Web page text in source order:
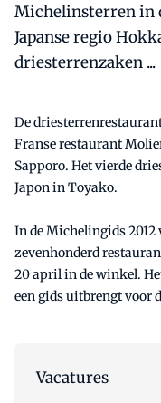
Michelinsterren in
Japanse regio
driesterrenzaken ...
De
Franse restaurant
Sapporo. Het vierde
Japon in Toyako.
In de Michelingids
zevenhonderd
20 april in de winkel.
een gids uitbrengt voor
Vacatures